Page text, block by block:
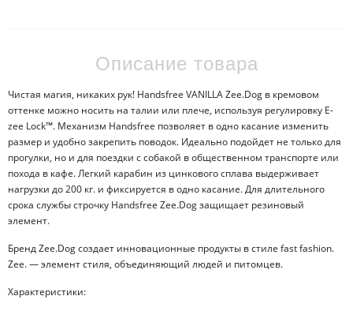
Описание товара
Чистая магия, никаких рук! Handsfree VANILLA Zee.Dog в кремовом
оттенке можно носить на талии или плече, используя регулировку E-
zee Lock™. Механизм Handsfree позволяет в одно касание изменить
размер и удобно закрепить поводок. Идеально подойдет не только для
прогулки, но и для поездки с собакой в общественном транспорте или
похода в кафе. Легкий карабин из цинкового сплава выдерживает
нагрузки до 200 кг. и фиксируется в одно касание. Для длительного
срока службы строчку Handsfree Zee.Dog защищает резиновый
элемент.
Бренд Zee.Dog создает инновационные продукты в стиле fast fashion.
Zee. — элемент стиля, объединяющий людей и питомцев.
Характеристики: